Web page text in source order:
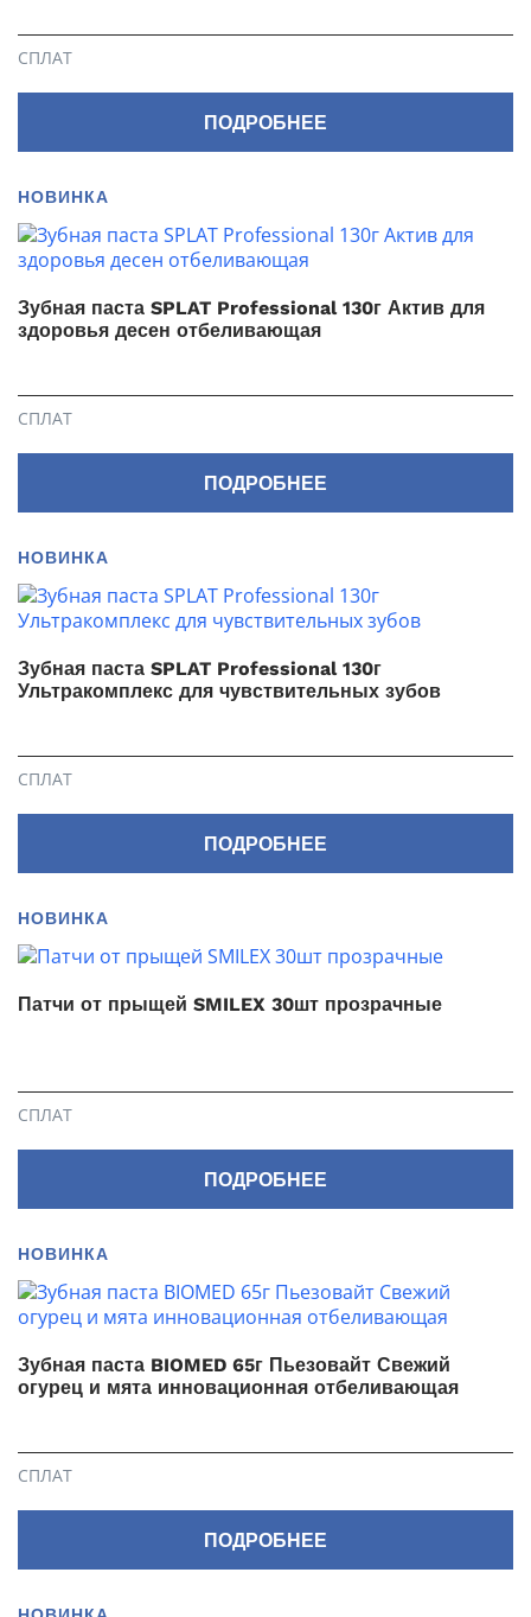
СПЛАТ
ПОДРОБНЕЕ
НОВИНКА
Зубная паста SPLAT Professional 130г Актив для
здоровья десен отбеливающая
СПЛАТ
ПОДРОБНЕЕ
НОВИНКА
Зубная паста SPLAT Professional 130г
Ультракомплекс для чувствительных зубов
СПЛАТ
ПОДРОБНЕЕ
НОВИНКА
Патчи от прыщей SMILEX 30шт прозрачные
СПЛАТ
ПОДРОБНЕЕ
НОВИНКА
Зубная паста BIOMED 65г Пьезовайт Свежий
огурец и мята инновационная отбеливающая
СПЛАТ
ПОДРОБНЕЕ